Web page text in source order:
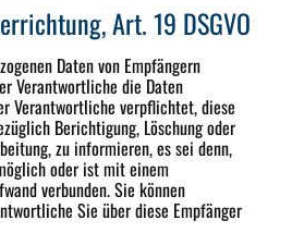
Art. 19 DSGVO
Daten von Empfängern
Verantwortliche die Daten
Verantwortliche verpflichtet, diese
Berichtigung, Löschung oder
zu informieren, es sei denn,
oder ist mit einem
verbunden. Sie können
Sie über diese Empfänger